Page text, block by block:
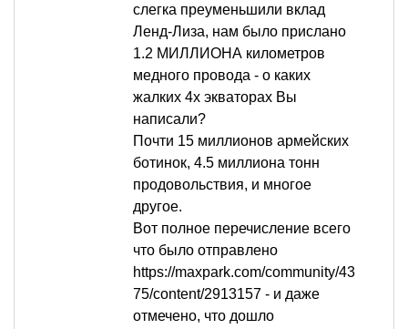
слегка преуменьшили вклад
Ленд-Лиза, нам было прислано
1.2 МИЛЛИОНА километров
медного провода - о каких
жалких 4х экваторах Вы
написали?
Почти 15 миллионов армейских
ботинок, 4.5 миллиона тонн
продовольствия, и многое
другое.
Вот полное перечисление всего
что было отправлено
https://maxpark.com/community/43
75/content/2913157 - и даже
отмечено, что дошло